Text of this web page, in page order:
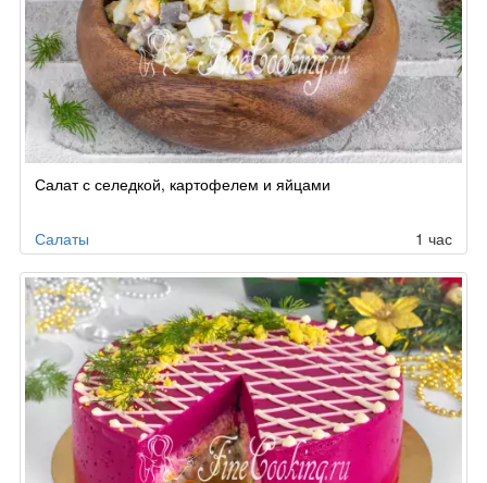
Салат с селедкой, картофелем и яйцами
Салаты 1 час